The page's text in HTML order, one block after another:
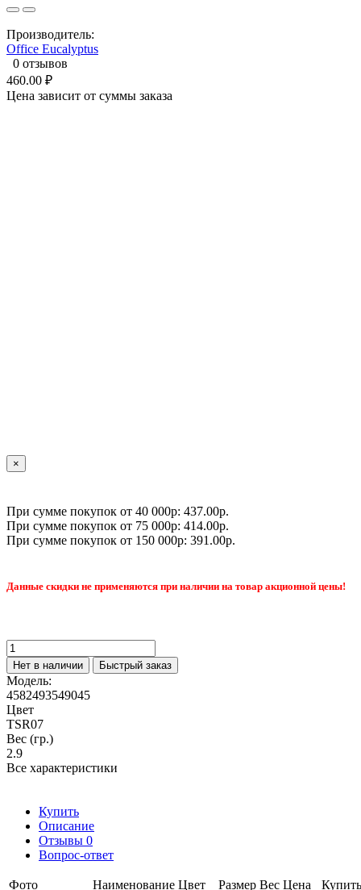
Производитель:
Office Eucalyptus
0 отзывов
460.00 ₽
Цена зависит от суммы заказа
×
При сумме покупок от 40 000р: 437.00р.
При сумме покупок от 75 000р: 414.00р.
При сумме покупок от 150 000р: 391.00р.
Данные скидки не применяются при наличии на товар акционной цены!
Нет в наличии Быстрый заказ
Модель:
4582493549045
Цвет
TSR07
Вес (гр.)
2.9
Все характеристики
Купить
Описание
Отзывы 0
Вопрос-ответ
Фото Наименование Цвет Размер Вес Цена Купить